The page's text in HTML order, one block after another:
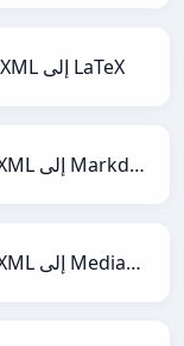
XML إلى LaTeX
XML إلى Markdown
XML إلى MediaWiki